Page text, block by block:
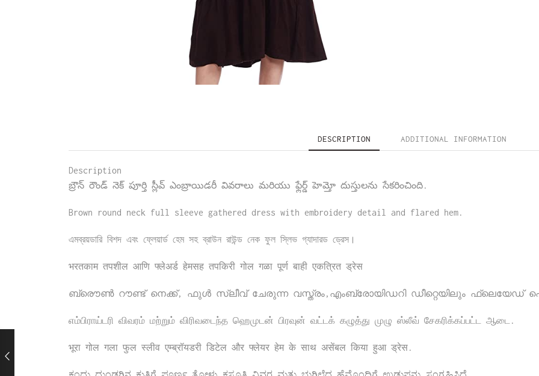
DESCRIPTION ADDITIONAL INFORMATION
Description
బ్రౌన్ రౌండ్ నెక్ పూర్తి స్లీవ్ ఎంబ్రాయిడరీ వివరాలు మరియు ఫ్లేర్డ్ హెమ్తో దుస్తులను సేకరించింది.
Brown round neck full sleeve gathered dress with embroidery detail and flared hem.
এমব্রয়ডারি বিশদ এবং ফ্লেয়ার্ড হেম সহ ব্রাউন রাউন্ড নেক ফুল স্লিভ গ্যাদারড ড্রেস।
भरतकाम तपशील आणि फ्लेअर्ड हेमसह तपकिरी गोल गळा पूर्ण बाही एकत्रित ड्रेस
ബ്രൌണ്‍ റൗണ്ട് നെക്ക്, ഫുള്‍ സ്ലീവ് ചേരുന്ന വസ്ത്രം,എംബ്രോയിഡറി ഡീറ്റെയിലും ഫ്ലെയേഡ്
எம்பிராய்டரி விவரம் மற்றும் விரிவடைந்த ஹெமுடன் பிரவுன் வட்டக் கழுத்து முழு ஸ்லீவ் சேகரிக்கப்பட்ட ஆடை.
भूरा गोल गला फुल स्लीव एम्ब्रॉयडरी डिटेल और फ्लेयर हेम के साथ असेंबल किया हुआ ड्रेस.